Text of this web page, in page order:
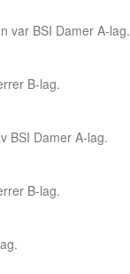
var BSI Damer A-lag.
B-lag.
BSI Damer A-lag.
B-lag.